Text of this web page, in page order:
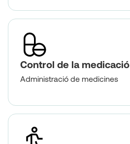
Control de la medicació
Administració de medicines